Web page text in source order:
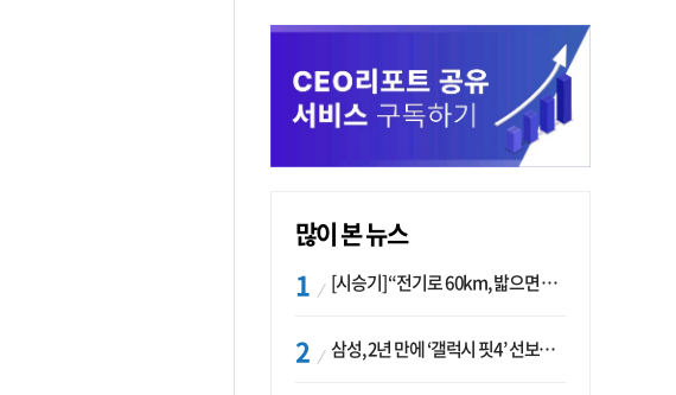
많이 본 뉴스
[시승기] “전기로 60km, 밟으면 462마력”…볼보 XC60 T8의 두 얼굴
삼성, 2년 만에 ‘갤럭시 핏4’ 선보이나…웨어러블 생태계 확장 ‘시동’